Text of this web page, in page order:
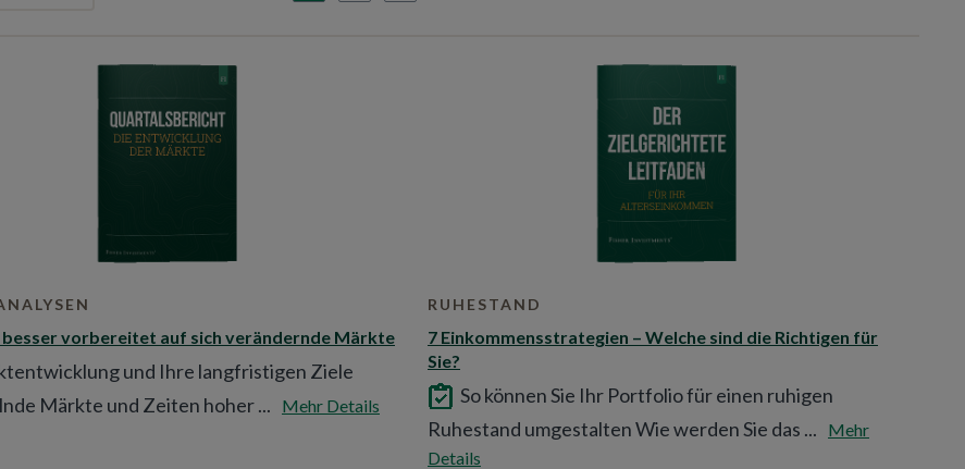
besser vorbereitet auf sich verändernde Märkte
und Ihre langfristigen Ziele
Märkte und Zeiten hoher ...
Mehr Details
RUHESTAND
7 Einkommensstrategien – Welche sind die Richtigen für
Sie?
So können Sie Ihr Portfolio für einen ruhigen
Ruhestand umgestalten Wie werden Sie das ...
Mehr
Details